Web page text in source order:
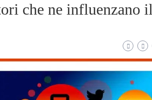
che ne influenzano il